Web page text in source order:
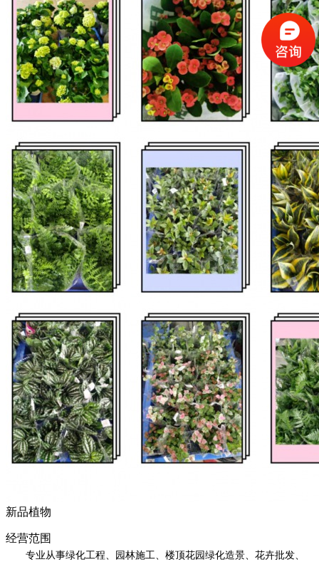
新品植物
经营范围
专业从事绿化工程、园林施工、楼顶花园绿化造景、花卉批发、